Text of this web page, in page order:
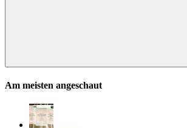
Suchen
Am meisten angeschaut